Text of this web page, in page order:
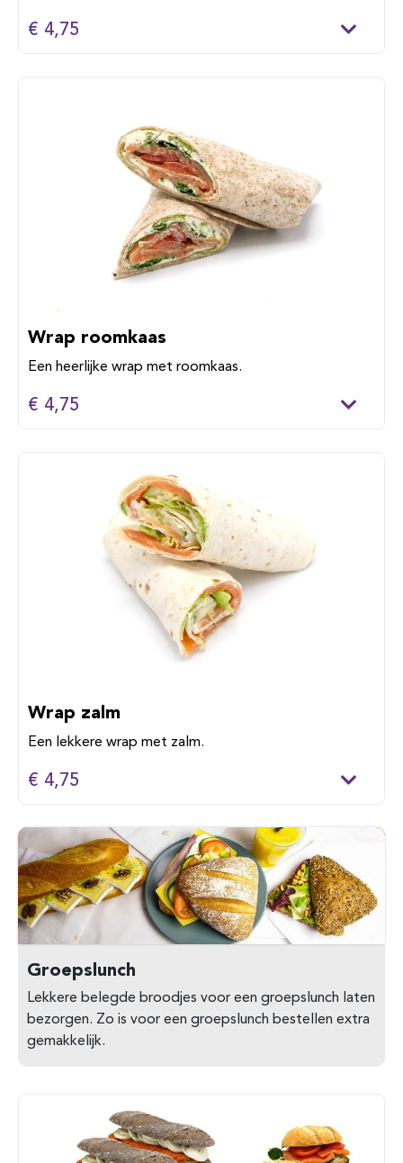
€ 4,75
Wrap roomkaas
Een heerlijke wrap met roomkaas.
€ 4,75
Wrap zalm
Een lekkere wrap met zalm.
€ 4,75
Groepslunch
Lekkere belegde broodjes voor een groepslunch laten
bezorgen. Zo is voor een groepslunch bestellen extra
gemakkelijk.